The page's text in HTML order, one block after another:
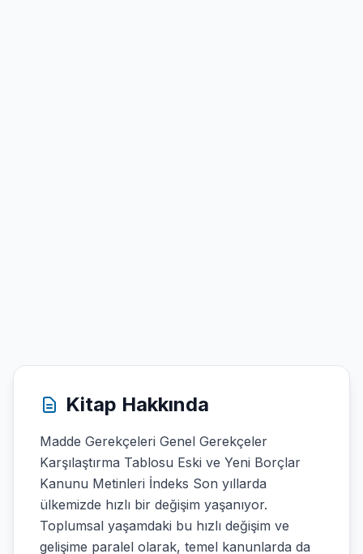
Kitap Hakkında
Madde Gerekçeleri Genel Gerekçeler
Karşılaştırma Tablosu Eski ve Yeni Borçlar
Kanunu Metinleri İndeks Son yıllarda
ülkemizde hızlı bir değişim yaşanıyor.
Toplumsal yaşamdaki bu hızlı değişim ve
gelişime paralel olarak, temel kanunlarda da